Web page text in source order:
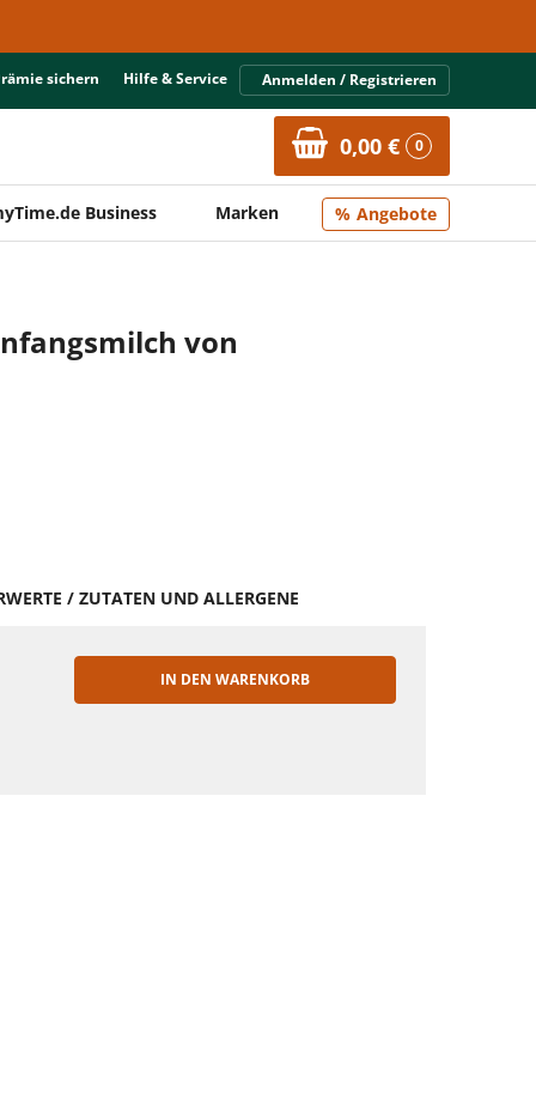
sichern Hilfe & Service Anmelden / Registrieren
0,00 € 0
Business Marken Angebote
von
/ ZUTATEN UND ALLERGENE
IN DEN WARENKORB